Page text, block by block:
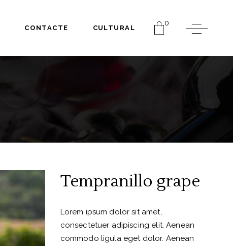
CONTACTE CULTURAL
0
Tempranillo grape
Lorem ipsum dolor sit amet,
consectetuer adipiscing elit. Aenean
commodo ligula eget dolor. Aenean